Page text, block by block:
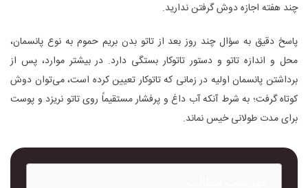
چند هفته اجازه دوش گرفتن ندارید.
پاسخ دقیق به سؤال چند روز بعد از تاتو بدن بریم حموم به نوع پانسمان،
محل و اندازه تاتو و دستور تاتوکار بستگی دارد. در بیشتر موارد، پس از
برداشتن پانسمان اولیه در زمانی که تاتوکار تعیین کرده است، می‌توان دوش
کوتاه گرفت؛ به شرط آنکه آب داغ و پرفشار مستقیماً روی تاتو نریزد و پوست
برای مدت طولانی خیس نماند.